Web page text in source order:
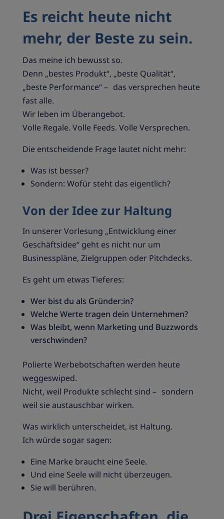
Es reicht heute nicht
mehr, der Beste zu sein.
Das meine ich bewusst so.
Denn „bestes Produkt“, „beste Qualität“,
„beste Performance“ – das versprechen heute
fast alle.
Wir leben im Überangebot.
Volle Regale. Volle Feeds. Volle Versprechen.
Die entscheidende Frage lautet nicht mehr:
Was ist besser?
Sondern: Wofür steht das eigentlich?
Von der Idee zur Haltung
In unserer Vorlesung „Entwicklung einer
Geschäftsidee“ geht es nicht nur um
Businesspläne, Zielgruppen oder Pitchdecks.
Es geht um etwas Tieferes:
Wer bist du als Gründer:in?
Welche Werte tragen dein Unternehmen?
Was bleibt, wenn Marketing und Buzzwords
verschwinden?
Polierte Werbebotschaften werden heute
weggeswiped.
Nicht, weil Produkte schlecht sind – sondern
weil sie austauschbar wirken.
Was wirklich unterscheidet, ist Haltung.
Ich würde sogar sagen:
Eine Marke braucht eine Seele.
Und eine Seele will nicht überzeugen.
Sie will berühren.